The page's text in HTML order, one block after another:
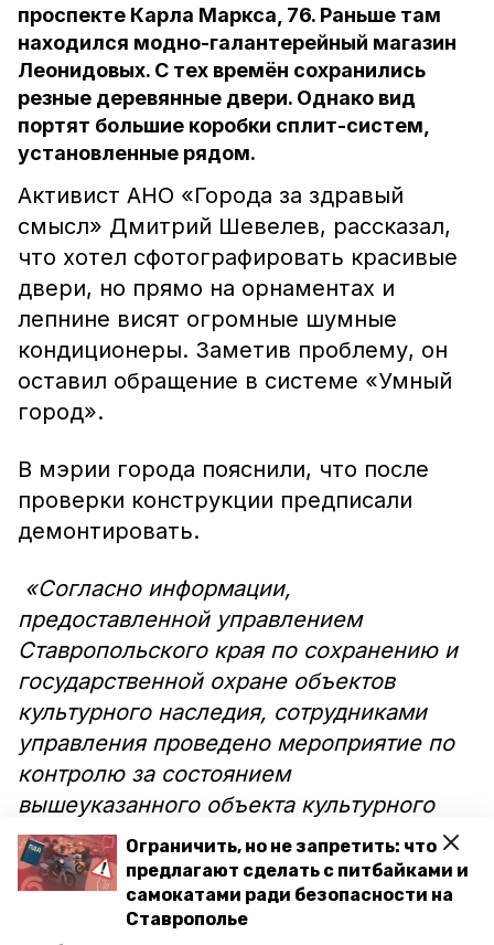
Ограничить, но не запретить: что
предлагают сделать с питбайками и
самокатами ради безопасности на
Ставрополье
проспекте Карла Маркса, 76. Раньше там
находился модно-галантерейный магазин
Леонидовых. С тех времён сохранились
резные деревянные двери. Однако вид
портят большие коробки сплит-систем,
установленные рядом.
Активист АНО «Города за здравый
смысл» Дмитрий Шевелев, рассказал,
что хотел сфотографировать красивые
двери, но прямо на орнаментах и
лепнине висят огромные шумные
кондиционеры. Заметив проблему, он
оставил обращение в системе «Умный
город».
В мэрии города пояснили, что после
проверки конструкции предписали
демонтировать.
«Согласно информации,
предоставленной управлением
Ставропольского края по сохранению и
государственной охране объектов
культурного наследия, сотрудниками
управления проведено мероприятие по
контролю за состоянием
вышеуказанного объекта культурного
наследия, по результатам которого
вынесено предписание о демонтаже
указанных в сообщении систем
кондиционирования», — говорится в